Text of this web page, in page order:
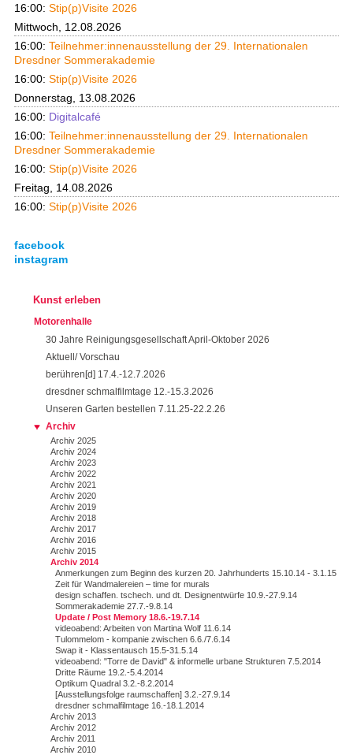
16:00: Stip(p)Visite 2026
Mittwoch, 12.08.2026
16:00: Teilnehmer:innenausstellung der 29. Internationalen
Dresdner Sommerakademie
16:00: Stip(p)Visite 2026
Donnerstag, 13.08.2026
16:00: Digitalcafé
16:00: Teilnehmer:innenausstellung der 29. Internationalen
Dresdner Sommerakademie
16:00: Stip(p)Visite 2026
Freitag, 14.08.2026
16:00: Stip(p)Visite 2026
facebook
instagram
Kunst erleben
Motorenhalle
30 Jahre Reinigungsgesellschaft April-Oktober 2026
Aktuell/ Vorschau
berühren[d] 17.4.-12.7.2026
dresdner schmalfilmtage 12.-15.3.2026
Unseren Garten bestellen 7.11.25-22.2.26
Archiv
Archiv 2025
Archiv 2024
Archiv 2023
Archiv 2022
Archiv 2021
Archiv 2020
Archiv 2019
Archiv 2018
Archiv 2017
Archiv 2016
Archiv 2015
Archiv 2014
Anmerkungen zum Beginn des kurzen 20. Jahrhunderts 15.10.14 - 3.1.15
Zeit für Wandmalereien – time for murals
design schaffen. tschech. und dt. Designentwürfe 10.9.-27.9.14
Sommerakademie 27.7.-9.8.14
Update / Post Memory 18.6.-19.7.14
videoabend: Arbeiten von Martina Wolf 11.6.14
Tulommelom - kompanie zwischen 6.6./7.6.14
Swap it - Klassentausch 15.5-31.5.14
videoabend: "Torre de David" & informelle urbane Strukturen 7.5.2014
Dritte Räume 19.2.-5.4.2014
Optikum Quadral 3.2.-8.2.2014
[Ausstellungsfolge raumschaffen] 3.2.-27.9.14
dresdner schmalfilmtage 16.-18.1.2014
Archiv 2013
Archiv 2012
Archiv 2011
Archiv 2010